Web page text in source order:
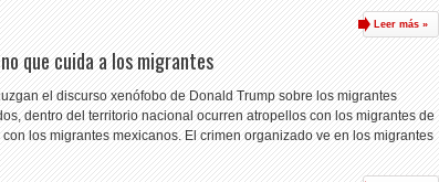
Leer más »
que cuida a los migrantes
el discurso xenófobo de Donald Trump sobre los migrantes
dentro del territorio nacional ocurren atropellos con los migrantes de
los migrantes mexicanos. El crimen organizado ve en los migrantes